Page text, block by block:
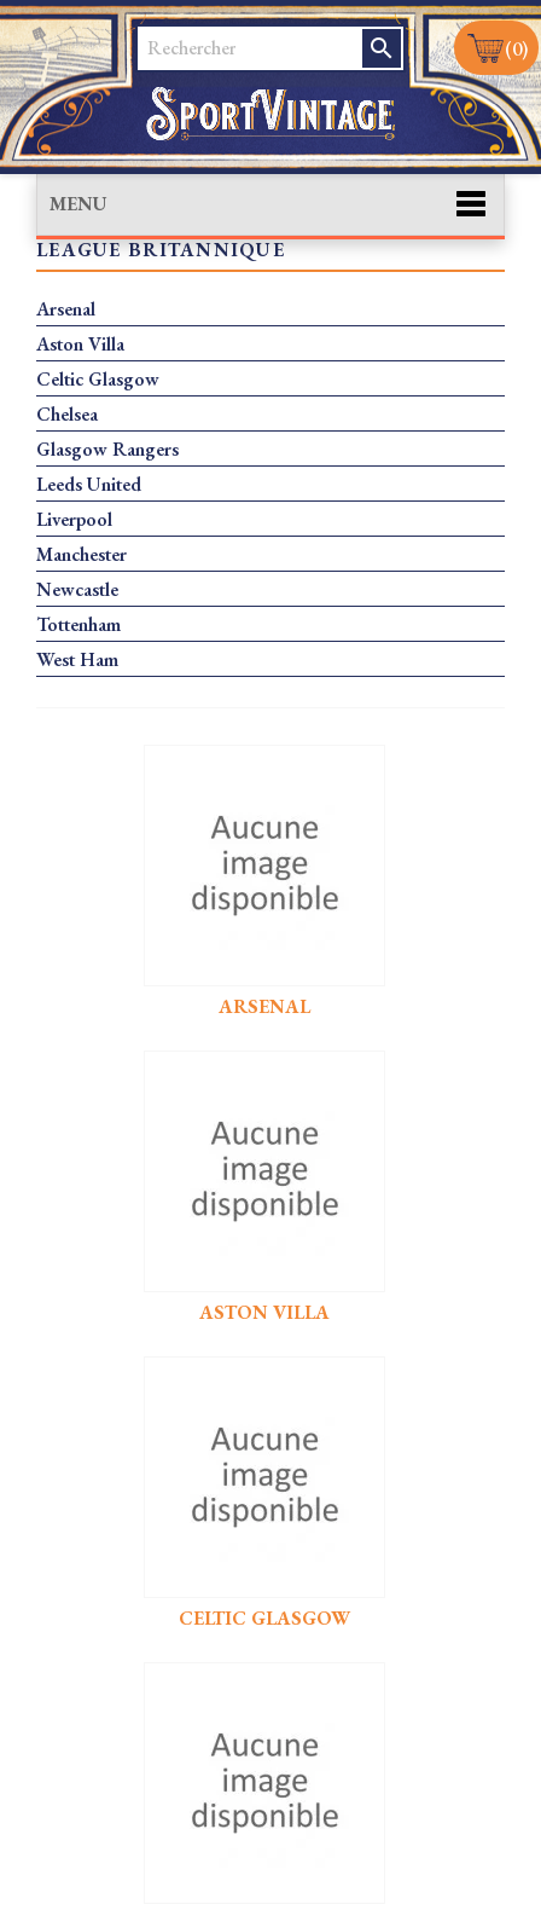
search (0)
MENU
LEAGUE BRITANNIQUE
Arsenal
Aston Villa
Celtic Glasgow
Chelsea
Glasgow Rangers
Leeds United
Liverpool
Manchester
Newcastle
Tottenham
West Ham
ARSENAL
ASTON VILLA
CELTIC GLASGOW